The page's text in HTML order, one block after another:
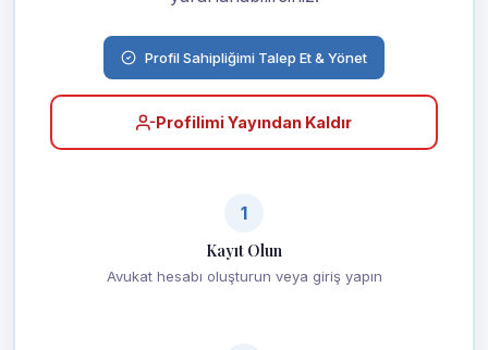
Profil Sahipliğimi Talep Et & Yönet
Profilimi Yayından Kaldır
1
Kayıt Olun
Avukat hesabı oluşturun veya giriş yapın